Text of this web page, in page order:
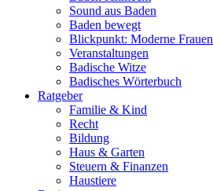
Sound aus Baden
Baden bewegt
Blickpunkt: Moderne Frauen
Veranstaltungen
Badische Witze
Badisches Wörterbuch
Ratgeber
Familie & Kind
Recht
Bildung
Haus & Garten
Steuern & Finanzen
Haustiere